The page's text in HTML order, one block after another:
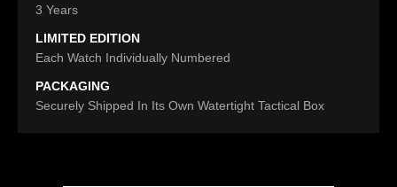
3 Years
LIMITED EDITION
Each Watch Individually Numbered
PACKAGING
Securely Shipped In Its Own Watertight Tactical Box